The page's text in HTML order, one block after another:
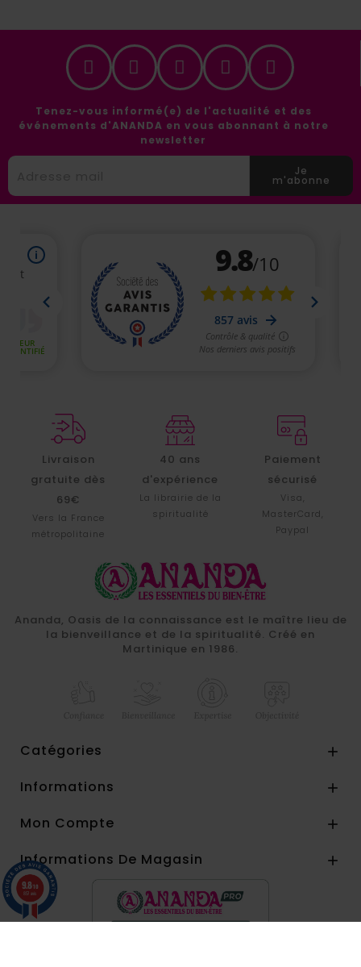
Tenez-vous informé(e) de l'actualité et des
événements d'ANANDA en vous abonnant à notre
newsletter
Je
m'abonne
Livraison
gratuite dès
69€
Vers la France
métropolitaine
40 ans
d'expérience
La librairie de la
spiritualité
Paiement
sécurisé
Visa,
MasterCard,
Paypal
Ananda, Oasis de la connaissance est le maître lieu de
la bienveillance et de la spiritualité. Créé en
Martinique en 1986.
Catégories 
Informations 
Mon Compte 
Informations De Magasin 
9.8/10
857 avis